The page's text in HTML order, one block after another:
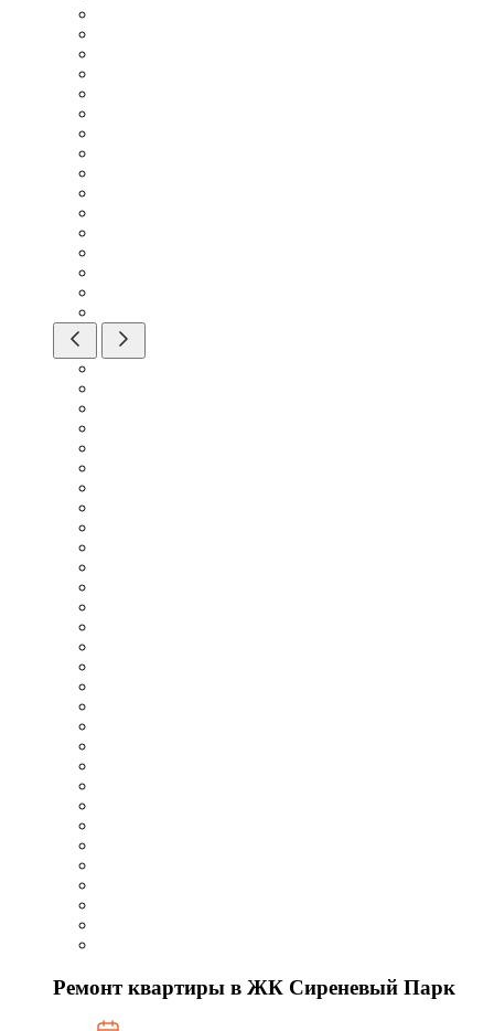
Ремонт квартиры в ЖК Сиреневый Парк